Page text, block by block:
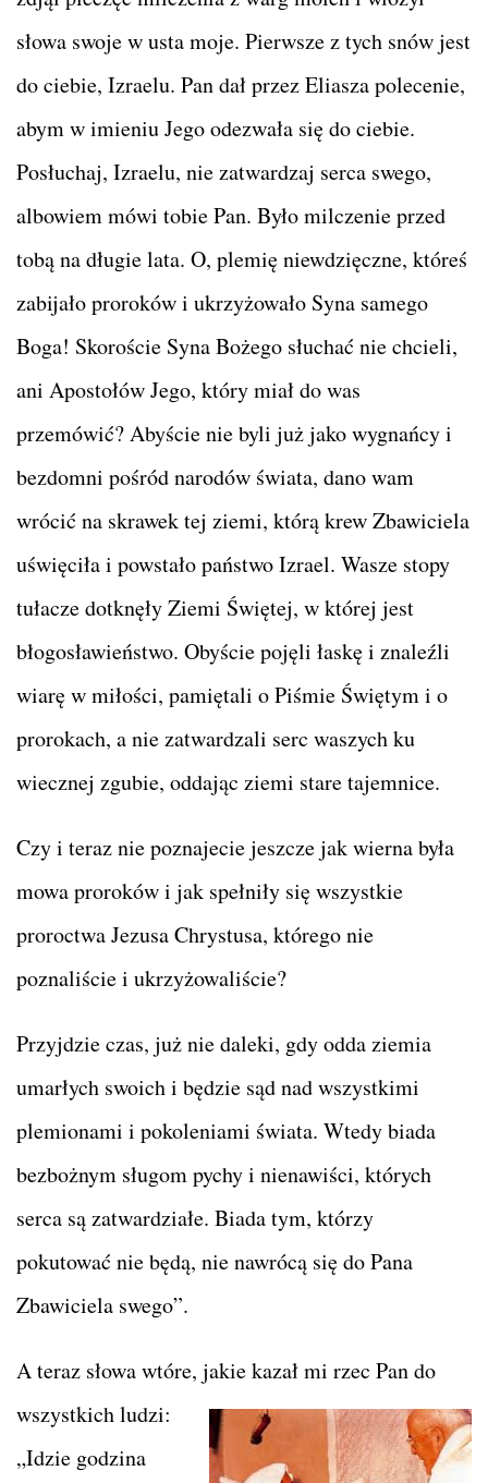
słowa swoje w usta moje. Pierwsze z tych snów jest
do ciebie, Izraelu. Pan dał przez Eliasza polecenie,
abym w imieniu Jego odezwała się do ciebie.
Posłuchaj, Izraelu, nie zatwardzaj serca swego,
albowiem mówi tobie Pan. Było milczenie przed
tobą na długie lata. O, plemię niewdzięczne, któreś
zabijało proroków i ukrzyżowało Syna samego
Boga! Skoroście Syna Bożego słuchać nie chcieli,
ani Apostołów Jego, który miał do was
przemówić? Abyście nie byli już jako wygnańcy i
bezdomni pośród narodów świata, dano wam
wrócić na skrawek tej ziemi, którą krew Zbawiciela
uświęciła i powstało państwo Izrael. Wasze stopy
tułacze dotknęły Ziemi Świętej, w której jest
błogosławieństwo. Obyście pojęli łaskę i znaleźli
wiarę w miłości, pamiętali o Piśmie Świętym i o
prorokach, a nie zatwardzali serc waszych ku
wiecznej zgubie, oddając ziemi stare tajemnice.
Czy i teraz nie poznajecie jeszcze jak wierna była
mowa proroków i jak spełniły się wszystkie
proroctwa Jezusa Chrystusa, którego nie
poznaliście i ukrzyżowaliście?
Przyjdzie czas, już nie daleki, gdy odda ziemia
umarłych swoich i będzie sąd nad wszystkimi
plemionami i pokoleniami świata. Wtedy biada
bezbożnym sługom pychy i nienawiści, których
serca są zatwardziałe. Biada tym, którzy
pokutować nie będą, nie nawrócą się do Pana
Zbawiciela swego”.
A teraz słowa wtóre, jakie kazał mi rzec Pan do
wszystkich ludzi:
„Idzie godzina